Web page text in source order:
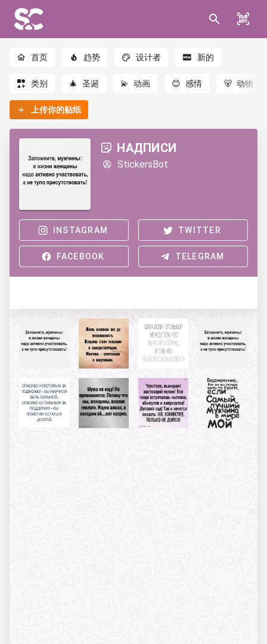
首页 趋势 设计者 新的
类别 🎄 圣诞 💫 动画 😊 感情 🐻 动物
上传你的贴纸
НАДПИСИ
StickersBot
INSTAGRAM TWITTER
FACEBOOK TELEGRAM